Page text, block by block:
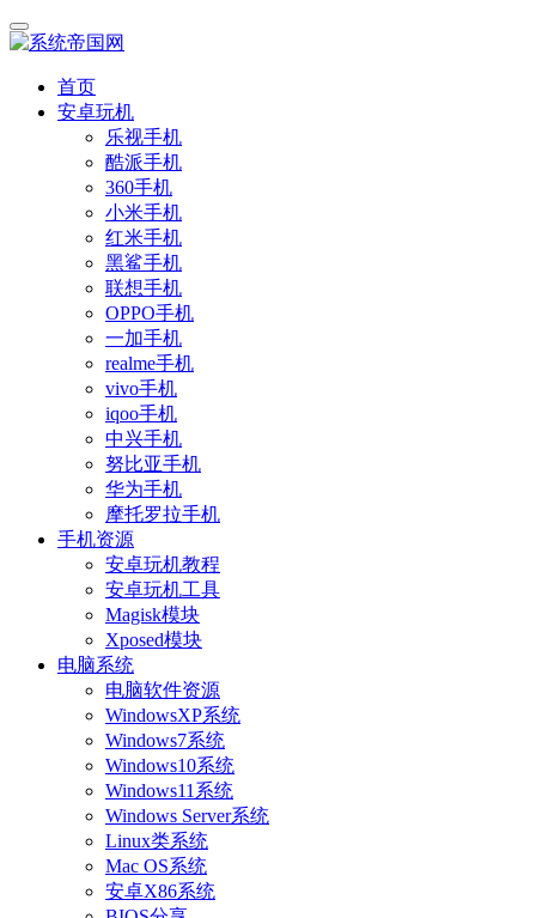
首页
安卓玩机
乐视手机
酷派手机
360手机
小米手机
红米手机
黑鲨手机
联想手机
OPPO手机
一加手机
realme手机
vivo手机
iqoo手机
中兴手机
努比亚手机
华为手机
摩托罗拉手机
手机资源
安卓玩机教程
安卓玩机工具
Magisk模块
Xposed模块
电脑系统
电脑软件资源
WindowsXP系统
Windows7系统
Windows10系统
Windows11系统
Windows Server系统
Linux类系统
Mac OS系统
安卓X86系统